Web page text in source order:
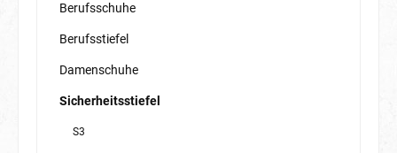
Berufsschuhe
Berufsstiefel
Damenschuhe
Sicherheitsstiefel
S3